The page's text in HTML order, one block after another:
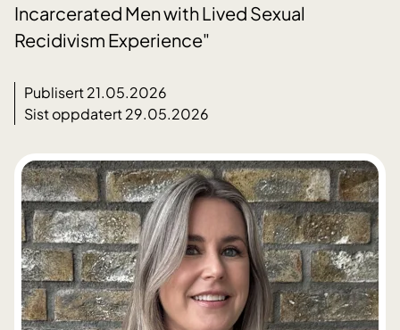
Incarcerated Men with Lived Sexual
Recidivism Experience"
Publisert 21.05.2026
Sist oppdatert 29.05.2026